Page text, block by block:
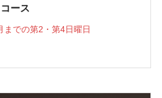
コース
での第2・第4日曜日